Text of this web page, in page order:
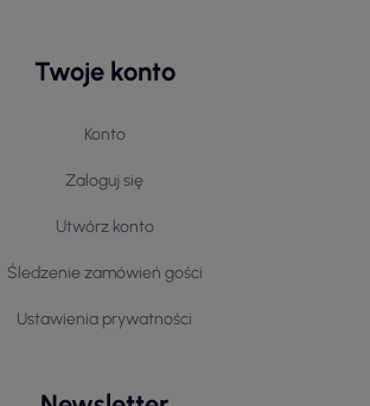
Twoje konto
Konto
Zaloguj się
Utwórz konto
Śledzenie zamówień gości
Ustawienia prywatności